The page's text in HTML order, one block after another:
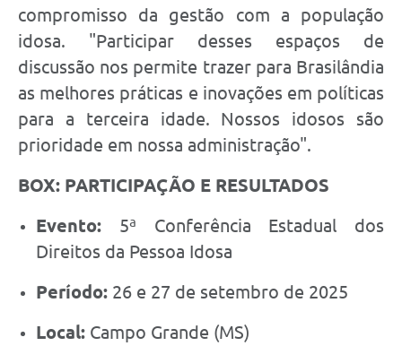
compromisso da gestão com a população
idosa. "Participar desses espaços de
discussão nos permite trazer para Brasilândia
as melhores práticas e inovações em políticas
para a terceira idade. Nossos idosos são
prioridade em nossa administração".
BOX: PARTICIPAÇÃO E RESULTADOS
Evento: 5ª Conferência Estadual dos
Direitos da Pessoa Idosa
Período: 26 e 27 de setembro de 2025
Local: Campo Grande (MS)